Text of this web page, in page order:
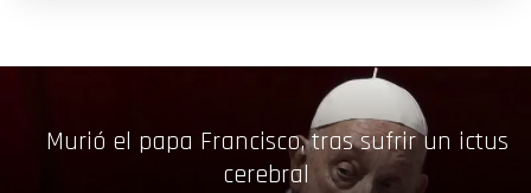
Murió el papa Francisco, tras sufrir un ictus
cerebral